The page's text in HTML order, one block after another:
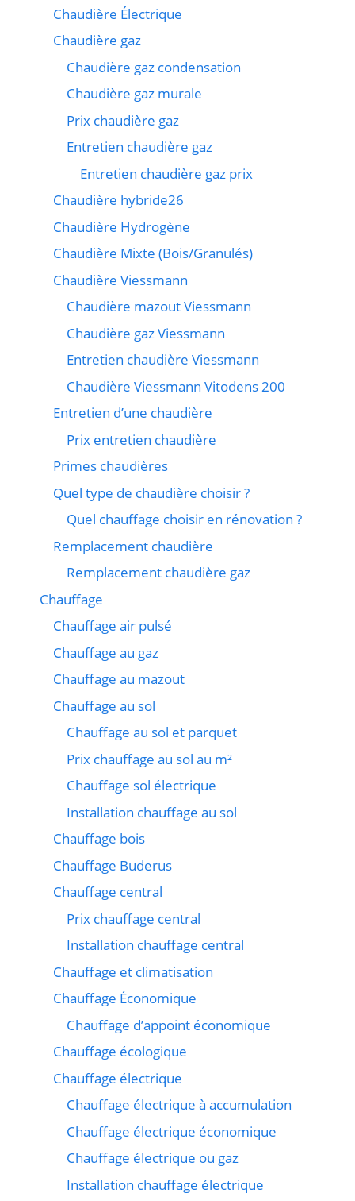
Chaudière Électrique
Chaudière gaz
Chaudière gaz condensation
Chaudière gaz murale
Prix chaudière gaz
Entretien chaudière gaz
Entretien chaudière gaz prix
Chaudière hybride26
Chaudière Hydrogène
Chaudière Mixte (Bois/Granulés)
Chaudière Viessmann
Chaudière mazout Viessmann
Chaudière gaz Viessmann
Entretien chaudière Viessmann
Chaudière Viessmann Vitodens 200
Entretien d’une chaudière
Prix entretien chaudière
Primes chaudières
Quel type de chaudière choisir ?
Quel chauffage choisir en rénovation ?
Remplacement chaudière
Remplacement chaudière gaz
Chauffage
Chauffage air pulsé
Chauffage au gaz
Chauffage au mazout
Chauffage au sol
Chauffage au sol et parquet
Prix chauffage au sol au m²
Chauffage sol électrique
Installation chauffage au sol
Chauffage bois
Chauffage Buderus
Chauffage central
Prix chauffage central
Installation chauffage central
Chauffage et climatisation
Chauffage Économique
Chauffage d’appoint économique
Chauffage écologique
Chauffage électrique
Chauffage électrique à accumulation
Chauffage électrique économique
Chauffage électrique ou gaz
Installation chauffage électrique